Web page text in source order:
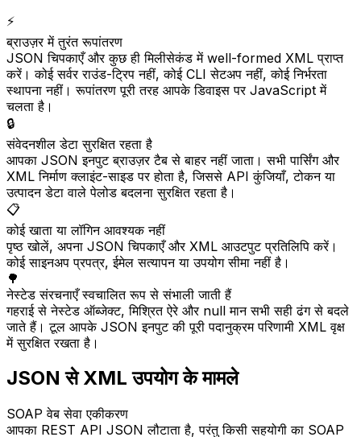
⚡
ब्राउज़र में तुरंत रूपांतरण
JSON चिपकाएँ और कुछ ही मिलीसेकंड में well-formed XML प्राप्त
करें। कोई सर्वर राउंड-ट्रिप नहीं, कोई CLI सेटअप नहीं, कोई निर्भरता
स्थापना नहीं। रूपांतरण पूरी तरह आपके डिवाइस पर JavaScript में
चलता है।
🔒
संवेदनशील डेटा सुरक्षित रहता है
आपका JSON इनपुट ब्राउज़र टैब से बाहर नहीं जाता। सभी पार्सिंग और
XML निर्माण क्लाइंट-साइड पर होता है, जिससे API कुंजियाँ, टोकन या
उत्पादन डेटा वाले पेलोड बदलना सुरक्षित रहता है।
📋
कोई खाता या लॉगिन आवश्यक नहीं
पृष्ठ खोलें, अपना JSON चिपकाएँ और XML आउटपुट प्रतिलिपि करें।
कोई साइनअप प्रपत्र, ईमेल सत्यापन या उपयोग सीमा नहीं है।
🌳
नेस्टेड संरचनाएँ स्वचालित रूप से संभाली जाती हैं
गहराई से नेस्टेड ऑब्जेक्ट, मिश्रित ऐरे और null मान सभी सही ढंग से बदले
जाते हैं। टूल आपके JSON इनपुट की पूरी पदानुक्रम परिणामी XML वृक्ष
में सुरक्षित रखता है।
JSON से XML उपयोग के मामले
SOAP वेब सेवा एकीकरण
आपका REST API JSON लौटाता है, परंतु किसी सहयोगी का SOAP